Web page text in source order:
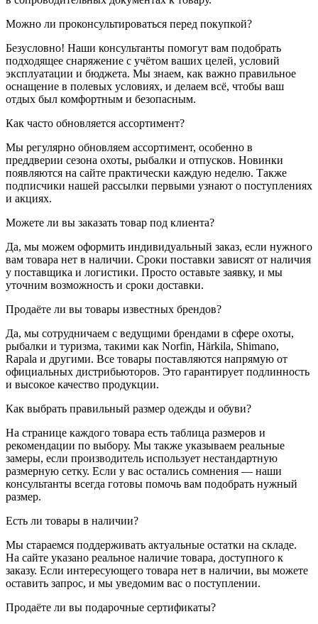
Можно ли проконсультироваться перед покупкой?
Безусловно! Наши консультанты помогут вам подобрать
подходящее снаряжение с учётом ваших целей, условий
эксплуатации и бюджета. Мы знаем, как важно правильное
оснащение в полевых условиях, и делаем всё, чтобы ваш
отдых был комфортным и безопасным.
Как часто обновляется ассортимент?
Мы регулярно обновляем ассортимент, особенно в
преддверии сезона охоты, рыбалки и отпусков. Новинки
появляются на сайте практически каждую неделю. Также
подписчики нашей рассылки первыми узнают о поступлениях
и акциях.
Можете ли вы заказать товар под клиента?
Да, мы можем оформить индивидуальный заказ, если нужного
вам товара нет в наличии. Сроки поставки зависят от наличия
у поставщика и логистики. Просто оставьте заявку, и мы
уточним возможность и сроки доставки.
Продаёте ли вы товары известных брендов?
Да, мы сотрудничаем с ведущими брендами в сфере охоты,
рыбалки и туризма, такими как Norfin, Härkila, Shimano,
Rapala и другими. Все товары поставляются напрямую от
официальных дистрибьюторов. Это гарантирует подлинность
и высокое качество продукции.
Как выбрать правильный размер одежды и обуви?
На странице каждого товара есть таблица размеров и
рекомендации по выбору. Мы также указываем реальные
замеры, если производитель использует нестандартную
размерную сетку. Если у вас остались сомнения — наши
консультанты всегда готовы помочь вам подобрать нужный
размер.
Есть ли товары в наличии?
Мы стараемся поддерживать актуальные остатки на складе.
На сайте указано реальное наличие товара, доступного к
заказу. Если интересующего товара нет в наличии, вы можете
оставить запрос, и мы уведомим вас о поступлении.
Продаёте ли вы подарочные сертификаты?